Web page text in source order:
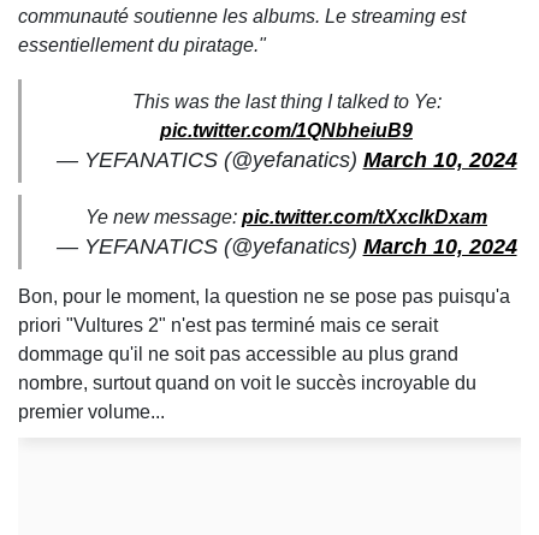
communauté soutienne les albums. Le streaming est
essentiellement du piratage."
This was the last thing I talked to Ye:
pic.twitter.com/1QNbheiuB9
— YEFANATICS (@yefanatics) March 10, 2024
Ye new message: pic.twitter.com/tXxcIkDxam
— YEFANATICS (@yefanatics) March 10, 2024
Bon, pour le moment, la question ne se pose pas puisqu'a
priori "Vultures 2" n'est pas terminé mais ce serait
dommage qu'il ne soit pas accessible au plus grand
nombre, surtout quand on voit le succès incroyable du
premier volume...